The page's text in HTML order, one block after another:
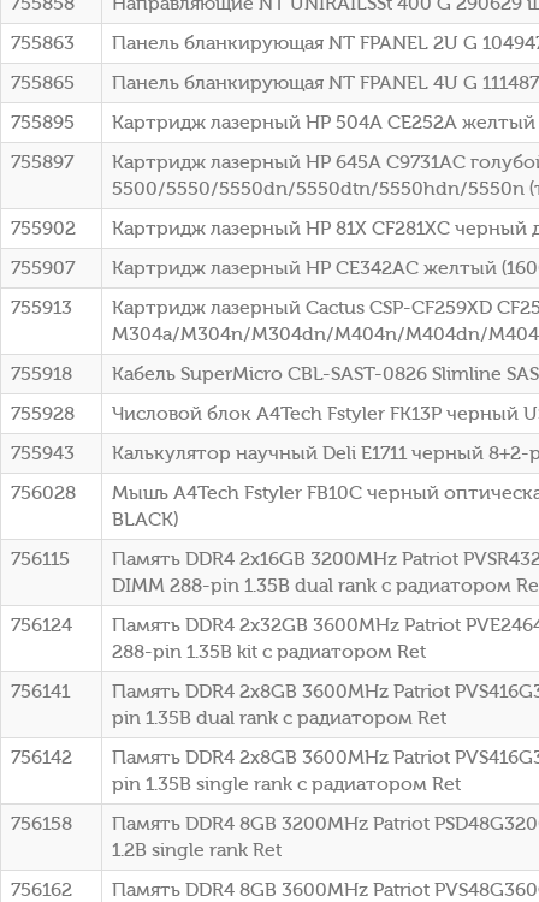
755863
Панель бланкирующая NT FPANEL 2U G
755865
Панель бланкирующая NT FPANEL 4U G
755895
Картридж лазерный HP 504A CE252A желтый
755897
Картридж лазерный HP 645A C9731AC
5500/5550/5550dn/5550dtn/5550hdn/5550n
755902
Картридж лазерный HP 81X CF281XC
755907
Картридж лазерный HP CE342AC желтый
755913
Картридж лазерный Cactus CSP-CF259XD
M304a/M304n/M304dn/M404n/M404dn/
755918
Кабель SuperMicro CBL-SAST-0826 Slimline
755928
Числовой блок A4Tech Fstyler FK13P черный
755943
Калькулятор научный Deli E1711 черный 8+2-
756028
Мышь A4Tech Fstyler FB10C черный
BLACK)
756115
Память DDR4 2x16GB 3200MHz Patriot
DIMM 288-pin 1.35В dual rank с радиатором
756124
Память DDR4 2x32GB 3600MHz Patriot
288-pin 1.35В kit с радиатором Ret
756141
Память DDR4 2x8GB 3600MHz Patriot
pin 1.35В dual rank с радиатором Ret
756142
Память DDR4 2x8GB 3600MHz Patriot
pin 1.35В single rank с радиатором Ret
756158
Память DDR4 8GB 3200MHz Patriot
1.2В single rank Ret
756162
Память DDR4 8GB 3600MHz Patriot